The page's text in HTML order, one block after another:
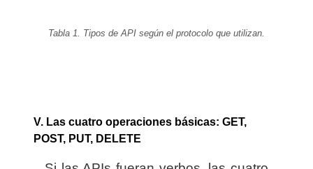
Tabla 1. Tipos de API según el protocolo que utilizan.
V. Las cuatro operaciones básicas: GET,
POST, PUT, DELETE